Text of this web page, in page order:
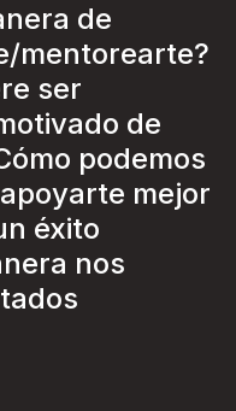
de
mentorearte?
ser
de
podemos
mejor
éxito
nos